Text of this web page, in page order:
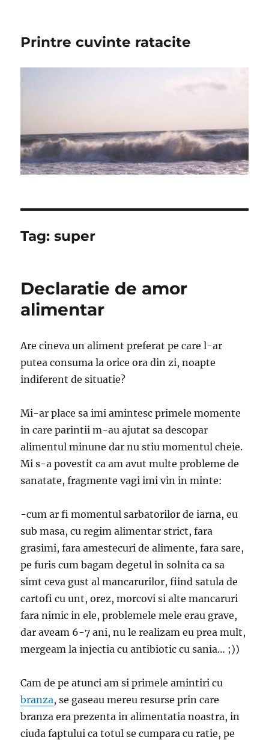
Printre cuvinte ratacite
Tag:super
Declaratie de amor
alimentar
Are cineva un aliment preferat pe care l-ar
putea consuma la orice ora din zi, noapte
indiferent de situatie?
Mi-ar place sa imi amintesc primele momente
in care parintii m-au ajutat sa descopar
alimentul minune dar nu stiu momentul cheie.
Mi s-a povestit ca am avut multe probleme de
sanatate, fragmente vagi imi vin in minte:
-cum ar fi momentul sarbatorilor de iarna, eu
sub masa, cu regim alimentar strict, fara
grasimi, fara amestecuri de alimente, fara sare,
pe furis cum bagam degetul in solnita ca sa
simt ceva gust al mancarurilor, fiind satula de
cartofi cu unt, orez, morcovi si alte mancaruri
fara nimic in ele, problemele mele erau grave,
dar aveam 6-7 ani, nu le realizam eu prea mult,
mergeam la injectia cu antibiotic cu sania… ;))
Cam de pe atunci am si primele amintiri cu
branza, se gaseau mereu resurse prin care
branza era prezenta in alimentatia noastra, in
ciuda faptului ca totul se cumpara cu ratie, pe